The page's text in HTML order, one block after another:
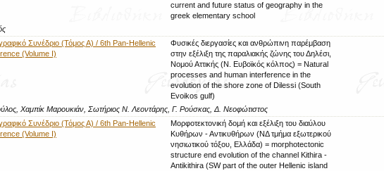
current and future status of geography in the
greek elementary school
Συνέδριο (Τόμος Α) / 6th Pan-Hellenic
(Volume I)
Φυσικές διεργασίες και ανθρώπινη παρέμβαση
στην εξέλιξη της παραλιακής ζώνης του Δηλέσι,
Νομού Αττικής (Ν. Ευβοϊκός κόλπος) = Natural
processes and human interference in the
evolution of the shore zone of Dilessi (South
Evoikos gulf)
Χαμπίκ Μαρουκιάν, Σωτήριος Ν. Λεοντάρης, Γ. Ρούσκας, Δ. Νεοφώτιστος
Συνέδριο (Τόμος Α) / 6th Pan-Hellenic
(Volume I)
Μορφοτεκτονική δομή και εξέλιξη του διαύλου
Κυθήρων - Αντικυθήρων (ΝΔ τμήμα εξωτερικού
νησιωτικού τόξου, Ελλάδα) = morphotectonic
structure end evolution of the channel Kithira -
Antikithira (SW part of the outer Hellenic island